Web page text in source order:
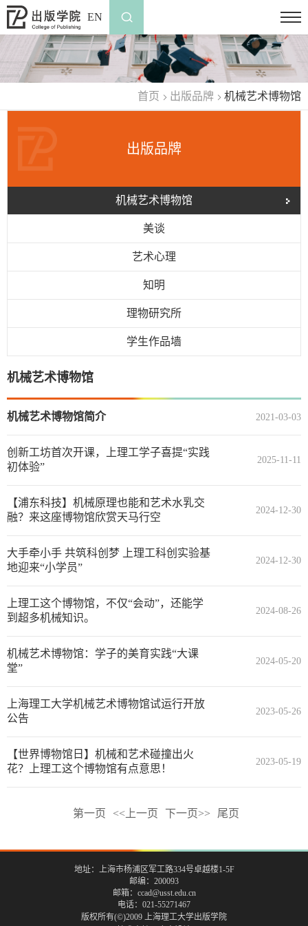
EN
首页 出版品牌 机械艺术博物馆
出版品牌
机械艺术博物馆
美谈
艺术心理
知明
理物研究所
学生作品墙
机械艺术博物馆
机械艺术博物馆简介 2021-03-03
创新工坊首次开课，上理工学子喜提“实践
初体验”
2025-11-11
【浦东科技】机械原理也能和艺术水乳交
融？来这座博物馆欣赏天马行空
2024-12-30
大手牵小手 共筑科创梦 上理工科创实验基
地迎来“小学员”
2024-12-30
上理工这个博物馆，不仅“会动”，还能学
到超多机械知识。
2024-08-26
机械艺术博物馆：学子的美育实践“大课
堂”
2024-05-20
上海理工大学机械艺术博物馆试运行开放
公告
2023-05-26
【世界博物馆日】机械和艺术碰撞出火
花？上理工这个博物馆有点意思！
2023-05-19
第一页 <<上一页 下一页>> 尾页
地址：上海市杨浦区军工路334号卓越楼1-5F
邮编：200093
邮箱：ccad@usst.edu.cn
电话：021-55271467
版权所有(©)2009 上海理工大学出版学院